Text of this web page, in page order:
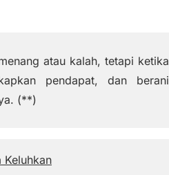
atau kalah, tetapi ketika
pendapat, dan berani
(**)
Keluhkan